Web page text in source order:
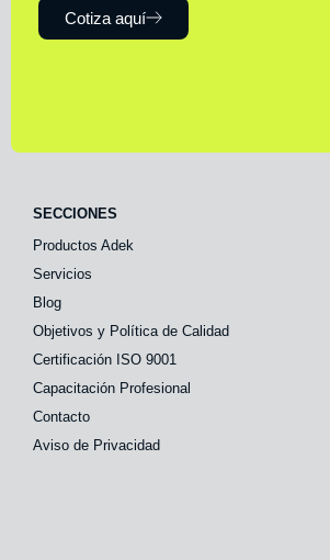
Cotiza aquí
SECCIONES
Productos Adek
Servicios
Blog
Objetivos y Política de Calidad
Certificación ISO 9001
Capacitación Profesional
Contacto
Aviso de Privacidad